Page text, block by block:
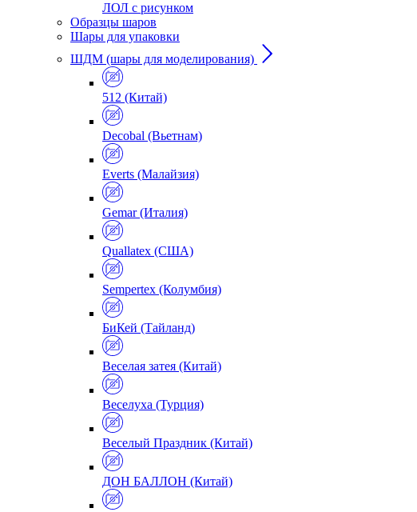
ЛОЛ с рисунком
Образцы шаров
Шары для упаковки
ШДМ (шары для моделирования)
512 (Китай)
Decobal (Вьетнам)
Everts (Малайзия)
Gemar (Италия)
Quallatex (США)
Sempertex (Колумбия)
БиКей (Тайланд)
Веселая затея (Китай)
Веселуха (Турция)
Веселый Праздник (Китай)
ДОН БАЛЛОН (Китай)